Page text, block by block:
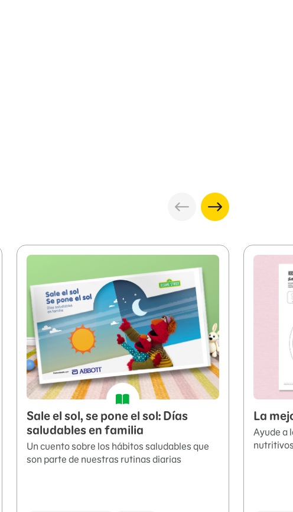
Sale el sol, se pone el sol: Días
saludables en familia
Un cuento sobre los hábitos saludables que
son parte de nuestras rutinas diarias
La
Ayude a